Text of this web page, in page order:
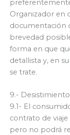
Organizador en
documentación
brevedad
forma en que
detallista y, en
se trate.
9.-
9.1- El
contrato de
pero no podrá